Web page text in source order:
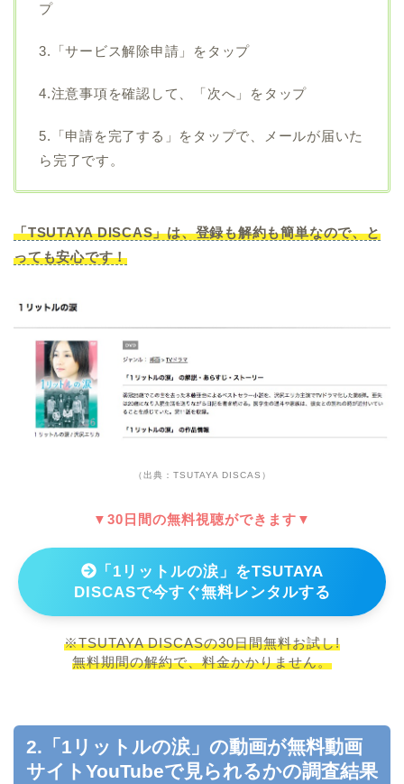
プ
3.「サービス解除申請」をタップ
4.注意事項を確認して、「次へ」をタップ
5.「申請を完了する」をタップで、メールが届いた
ら完了です。
「TSUTAYA DISCAS」は、登録も解約も簡単なので、と
っても安心です！
（出典：TSUTAYA DISCAS）
▼30日間の無料視聴ができます▼
「1リットルの涙」をTSUTAYA
DISCASで今すぐ無料レンタルする
※TSUTAYA DISCASの30日間無料お試し!
無料期間の解約で、料金かかりません。
2.「1リットルの涙」の動画が無料動画
サイトYouTubeで見られるかの調査結果